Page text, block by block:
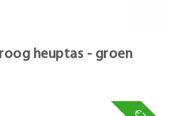
heuptas - groen